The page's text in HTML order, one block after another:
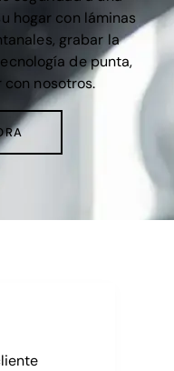
hogar con láminas
grabar la
de punta,
con nosotros.